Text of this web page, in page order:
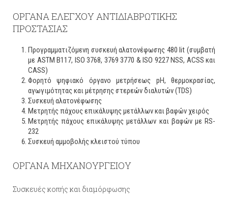
ΟΡΓΑΝΑ ΕΛΕΓΧΟΥ ΑΝΤΙΔΙΑΒΡΩΤΙΚΗΣ
ΠΡΟΣΤΑΣΙΑΣ
Προγραμματιζόμενη συσκευή αλατονέφωσης 480 lit (συμβατή
με ASTM B117, ISO 3768, 3769 3770 & ISO 9227 NSS, ACSS και
CASS)
Φορητό ψηφιακό όργανο μετρήσεως pH, θερμοκρασίας,
αγωγιμότητας και μέτρησης στερεών διαλυτών (TDS)
Συσκευή αλατονέφωσης
Μετρητής πάχους επικάλυψης μετάλλων και βαφών χειρός
Μετρητής πάχους επικάλυψης μετάλλων και βαφών με RS-
232
Συσκευή αμμοβολής κλειστού τύπου
ΟΡΓΑΝΑ ΜΗΧΑΝΟΥΡΓΕΙΟΥ
Συσκευές κοπής και διαμόρφωσης